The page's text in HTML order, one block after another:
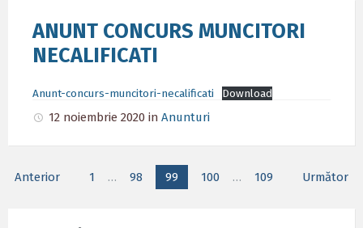
ANUNT CONCURS MUNCITORI
NECALIFICATI
Anunt-concurs-muncitori-necalificati Download
12 noiembrie 2020 in Anunturi
Paginație
Anterior 1 … 98 99 100 … 109 Următor